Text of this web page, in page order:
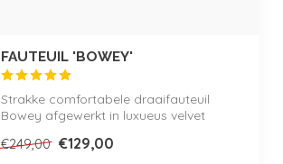
FAUTEUIL 'BOWEY'
Strakke comfortabele draaifauteuil
Bowey afgewerkt in luxueus velvet
€249,00 €129,00